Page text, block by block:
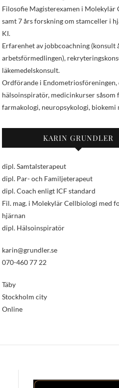
Filosofie Magisterexamen i Molekylär
samt 7 års forskning om stamceller i
KI.
Erfarenhet av jobbcoachning (konsult
arbetsförmedlingen),
läkemedelskonsult.
Ordförande i Endometriosföreningen,
hälsoinspiratör, medicinkurser såsom
farmakologi, neuropsykologi, biokemi
KARIN GRUNDLER
dipl. Samtalsterapeut
dipl. Par- och Familjeterapeut
dipl. Coach enligt ICF standard
Fil. mag. i Molekylär Cellbiologi med
hjärnan
dipl. Hälsoinspiratör
karin@grundler.se
070-460 77 22
Täby
Stockholm city
Online